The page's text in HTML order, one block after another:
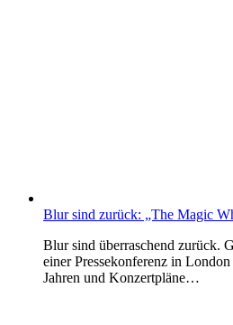
Blur sind zurück: „The Magic
Blur sind überraschend zurück.
einer Pressekonferenz in
Jahren und Konzertpläne…